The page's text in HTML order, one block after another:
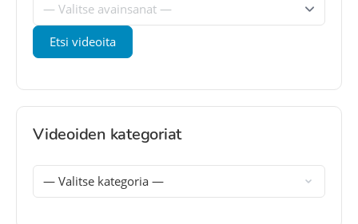
Videoiden kategoriat